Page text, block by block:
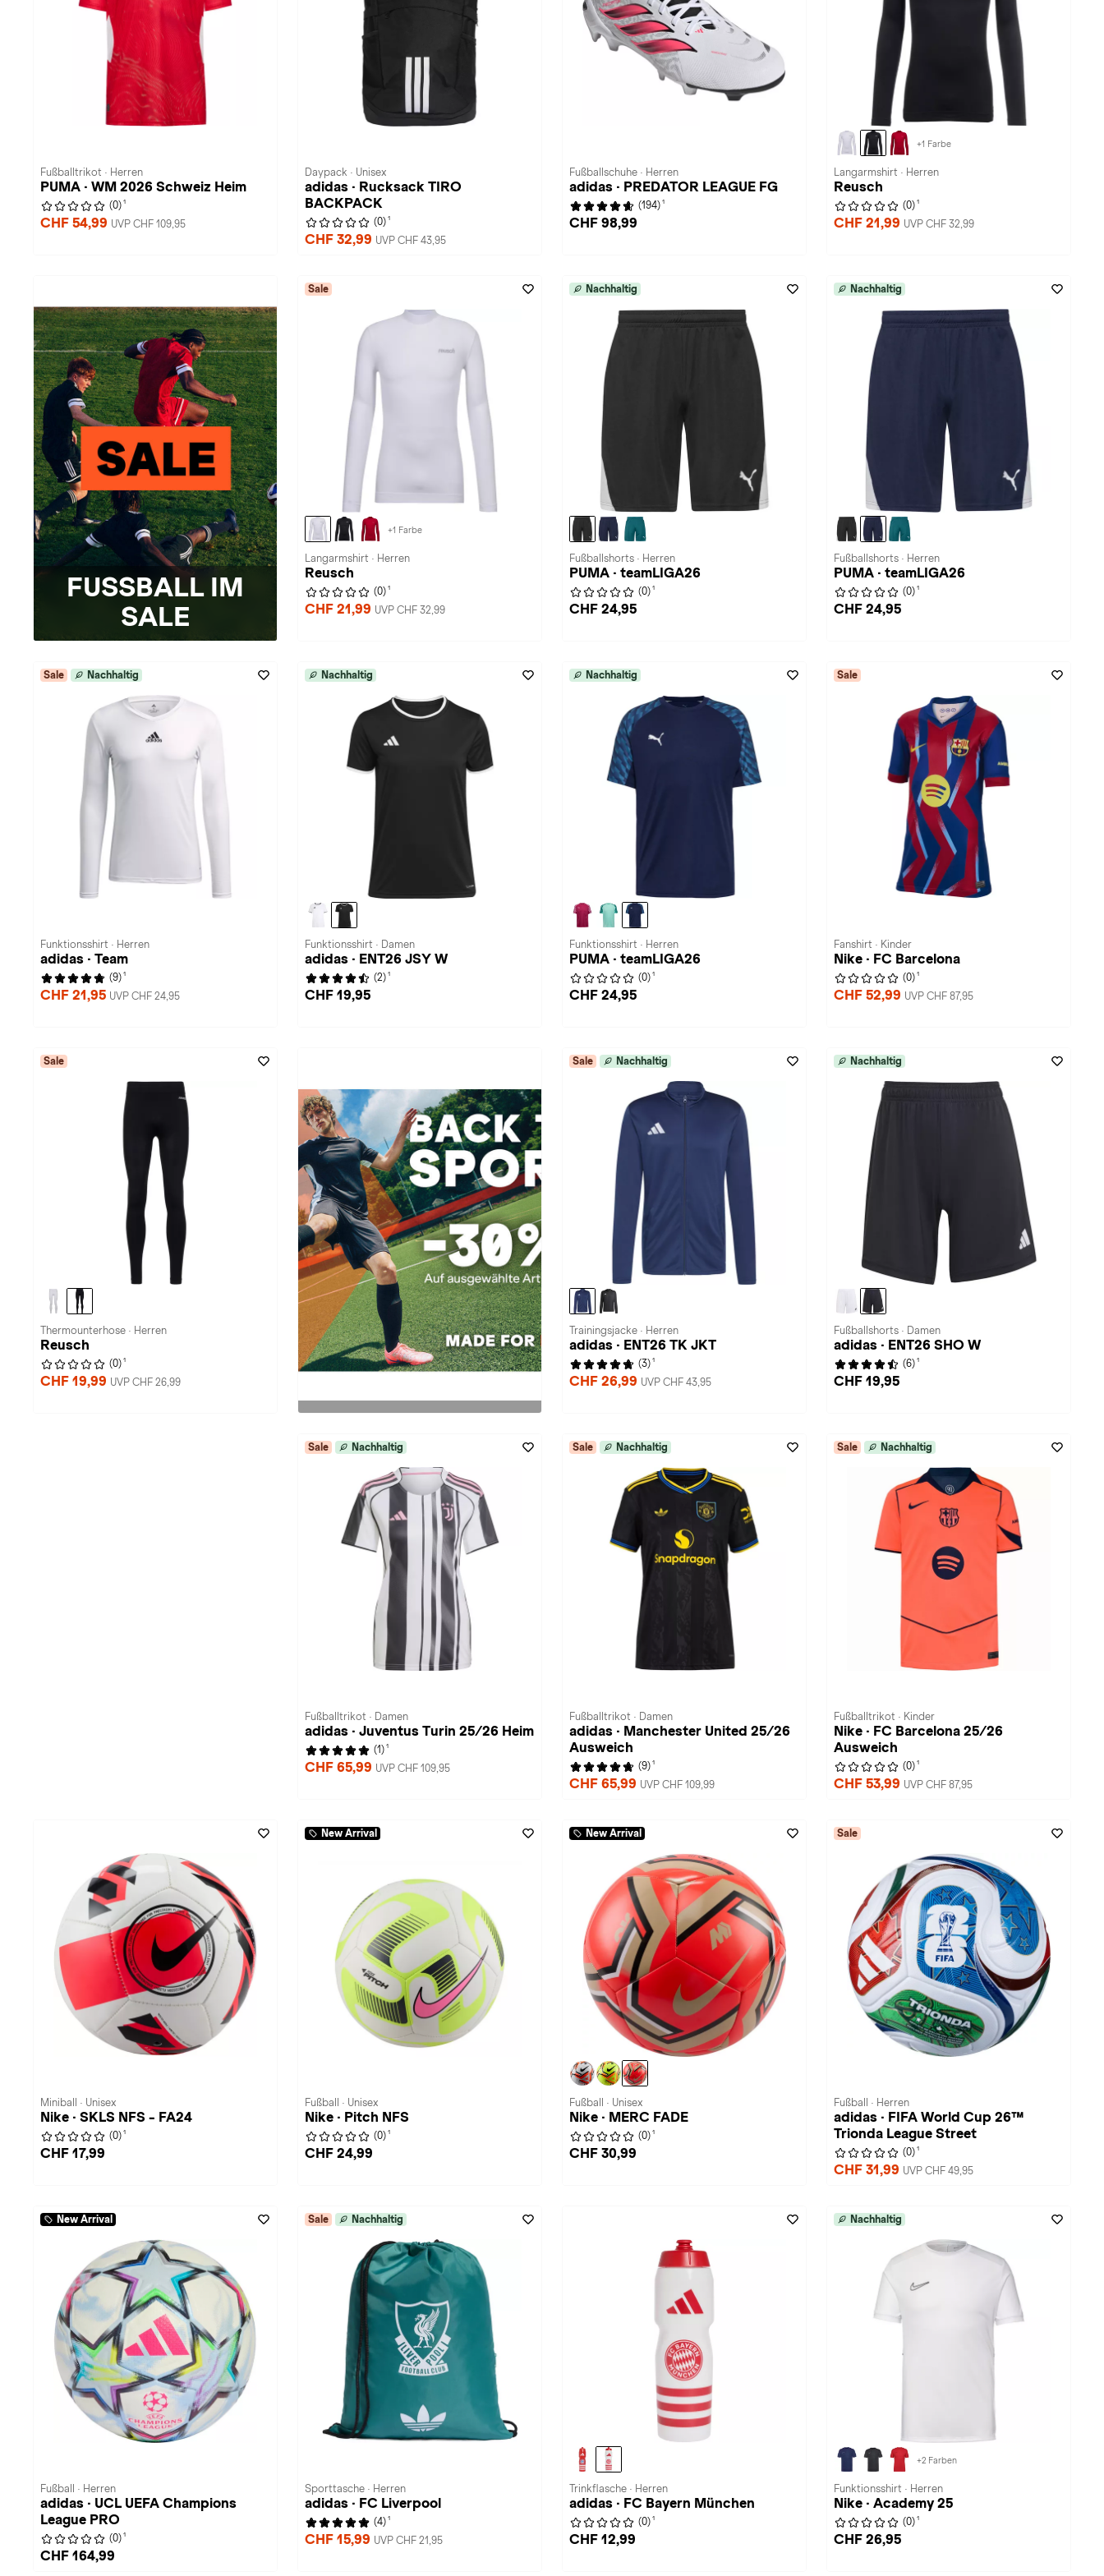
Fußballtrikot · Herren
PUMA · WM 2026 Schweiz Heim
(0) 1
CHF 54,99 UVP CHF 109,95
Daypack · Unisex
adidas · Rucksack TIRO
BACKPACK
(0) 1
CHF 32,99 UVP CHF 43,95
Fußballschuhe · Herren
adidas · PREDATOR LEAGUE FG
(194) 1
CHF 98,99
+1 Farbe
Langarmshirt · Herren
Reusch
(0) 1
CHF 21,99 UVP CHF 32,99
FUSSBALL IM
SALE
Sale
+1 Farbe
Langarmshirt · Herren
Reusch
(0) 1
CHF 21,99 UVP CHF 32,99
Nachhaltig
Fußballshorts · Herren
PUMA · teamLIGA26
(0) 1
CHF 24,95
Nachhaltig
Fußballshorts · Herren
PUMA · teamLIGA26
(0) 1
CHF 24,95
Sale Nachhaltig
Funktionsshirt · Herren
adidas · Team
(9) 1
CHF 21,95 UVP CHF 24,95
Nachhaltig
Funktionsshirt · Damen
adidas · ENT26 JSY W
(2) 1
CHF 19,95
Nachhaltig
Funktionsshirt · Herren
PUMA · teamLIGA26
(0) 1
CHF 24,95
Sale
Fanshirt · Kinder
Nike · FC Barcelona
(0) 1
CHF 52,99 UVP CHF 87,95
Sale
Thermounterhose · Herren
Reusch
(0) 1
CHF 19,99 UVP CHF 26,99
Sale Nachhaltig
Trainingsjacke · Herren
adidas · ENT26 TK JKT
(3) 1
CHF 26,99 UVP CHF 43,95
Nachhaltig
Fußballshorts · Damen
adidas · ENT26 SHO W
(6) 1
CHF 19,95
Sale Nachhaltig
Fußballtrikot · Damen
adidas · Juventus Turin 25/26 Heim
(1) 1
CHF 65,99 UVP CHF 109,95
Sale Nachhaltig
Fußballtrikot · Damen
adidas · Manchester United 25/26
Ausweich
(9) 1
CHF 65,99 UVP CHF 109,99
Sale Nachhaltig
Fußballtrikot · Kinder
Nike · FC Barcelona 25/26
Ausweich
(0) 1
CHF 53,99 UVP CHF 87,95
Miniball · Unisex
Nike · SKLS NFS - FA24
(0) 1
CHF 17,99
New Arrival
Fußball · Unisex
Nike · Pitch NFS
(0) 1
CHF 24,99
New Arrival
Fußball · Unisex
Nike · MERC FADE
(0) 1
CHF 30,99
Sale
Fußball · Herren
adidas · FIFA World Cup 26™
Trionda League Street
(0) 1
CHF 31,99 UVP CHF 49,95
New Arrival
Fußball · Herren
adidas · UCL UEFA Champions
League PRO
(0) 1
CHF 164,99
Sale Nachhaltig
Sporttasche · Herren
adidas · FC Liverpool
(4) 1
CHF 15,99 UVP CHF 21,95
Trinkflasche · Herren
adidas · FC Bayern München
(0) 1
CHF 12,99
Nachhaltig
+2 Farben
Funktionsshirt · Herren
Nike · Academy 25
(0) 1
CHF 26,95